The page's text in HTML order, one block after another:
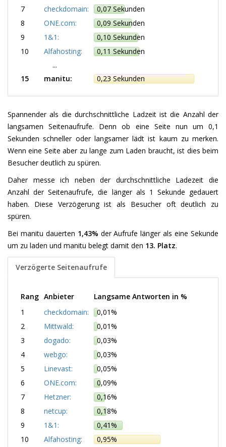
7
checkdomain:
0,07 Sekunden
8
ONE.com:
0,09 Sekunden
9
1&1:
0,10 Sekunden
10
Alfahosting:
0,11 Sekunden
...
15
manitu: 0,23 Sekunden
Spannender als die durchschnittliche Ladzeit ist die Anzahl der
langsamen Seitenaufrufe. Denn ob eine Seite nun um 0,1
Sekunden schneller oder langsamer lädt ist kaum zu merken.
Wenn eine Seite aber zu lange zum Laden braucht, ist dies beim
Besucher deutlich zu spüren.
Daher messe ich neben der durchschnittliche Ladezeit die
Anzahl der Seitenaufrufe, die länger als 1 Sekunde gedauert
haben. Diese Verzögerung ist als Besucher oft deutlich zu
spüren.
Bei manitu dauerten 1,43% der Aufrufe länger als eine Sekunde
um zu laden und manitu belegt damit den 13. Platz.
Verzögerte Seitenaufrufe
Rang Anbieter
Langsame Antworten in %
1
checkdomain:
0,01%
2
Mittwald:
0,01%
3
dogado:
0,03%
4
webgo:
0,03%
5
Linevast:
0,05%
6
ONE.com:
0,09%
7
Hetzner:
0,16%
8
netcup:
0,18%
9
1&1:
0,41%
10
Alfahosting:
0,95%